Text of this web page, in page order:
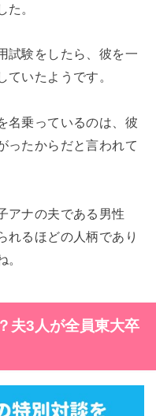
た。
試験をしたら、彼を一
いたようです。
名乗っているのは、彼
ったからだと言われて
アナの夫である男性
れるほどの人柄であり
夫3人が全員東大卒